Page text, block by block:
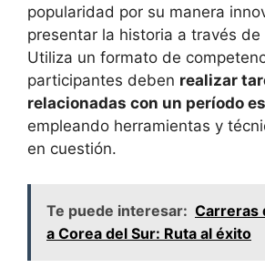
popularidad por su manera
presentar la historia a través de
Utiliza un formato de
participantes deben realizar
relacionadas con un período
empleando herramientas y
en cuestión.
Te puede interesar: Carreras
a Corea del Sur: Ruta al éxito